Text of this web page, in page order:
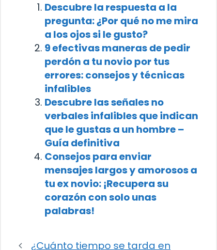
Descubre la respuesta a la
pregunta: ¿Por qué no me mira
a los ojos si le gusto?
9 efectivas maneras de pedir
perdón a tu novio por tus
errores: consejos y técnicas
infalibles
Descubre las señales no
verbales infalibles que indican
que le gustas a un hombre –
Guía definitiva
Consejos para enviar
mensajes largos y amorosos a
tu ex novio: ¡Recupera su
corazón con solo unas
palabras!
¿Cuánto tiempo se tarda en